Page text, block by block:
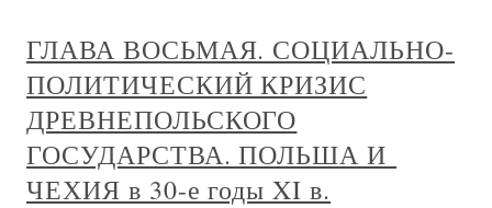
ГЛАВА ВОСЬМАЯ. СОЦИАЛЬНО-
ПОЛИТИЧЕСКИЙ КРИЗИС
ДРЕВНЕПОЛЬСКОГО
ГОСУДАРСТВА. ПОЛЬША И
ЧЕХИЯ в 30-е годы XI в.